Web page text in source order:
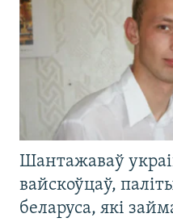
Шантажаваў
вайскоўцаў,
беларуса, які